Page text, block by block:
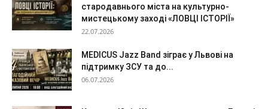
стародавнього міста на культурно-
мистецькому заході «ЛОВЦІ ІСТОРІЇ»
22.07.2026
MEDICUS Jazz Band зіграє у Львові на
підтримку ЗСУ та до...
06.07.2026